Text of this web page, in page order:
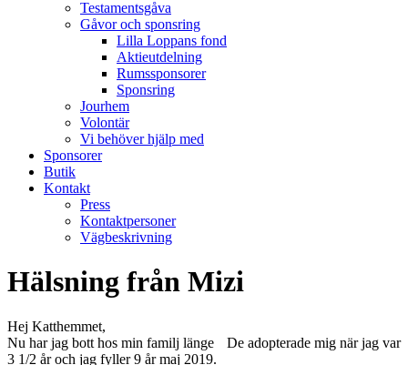
Testamentsgåva
Gåvor och sponsring
Lilla Loppans fond
Aktieutdelning
Rumssponsorer
Sponsring
Jourhem
Volontär
Vi behöver hjälp med
Sponsorer
Butik
Kontakt
Press
Kontaktpersoner
Vägbeskrivning
Hälsning från Mizi
Hej Katthemmet,
Nu har jag bott hos min familj länge
De adopterade mig när jag var
3 1/2 år och jag fyller 9 år maj 2019.